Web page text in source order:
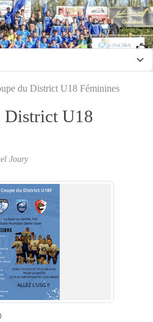
du District U18 Féminines
District U18
Joury